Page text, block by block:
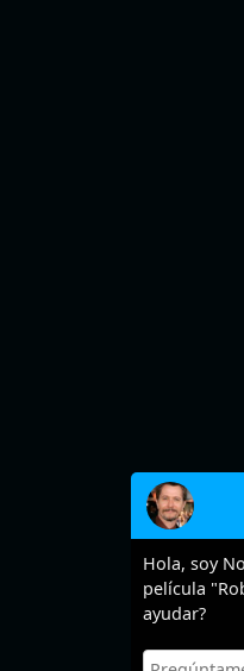
Hola, soy
película
ayudar?